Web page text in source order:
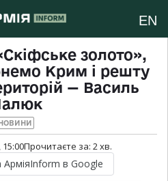
EN
золото»,
Крим і решту
— Василь
НОВИНИ
Прочитаєте за: 2хв.
АрміяInform в Google